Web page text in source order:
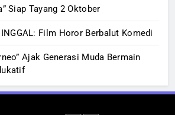
Siap Tayang 2 Oktober
Film Horor Berbalut Komedi
Ajak Generasi Muda Bermain